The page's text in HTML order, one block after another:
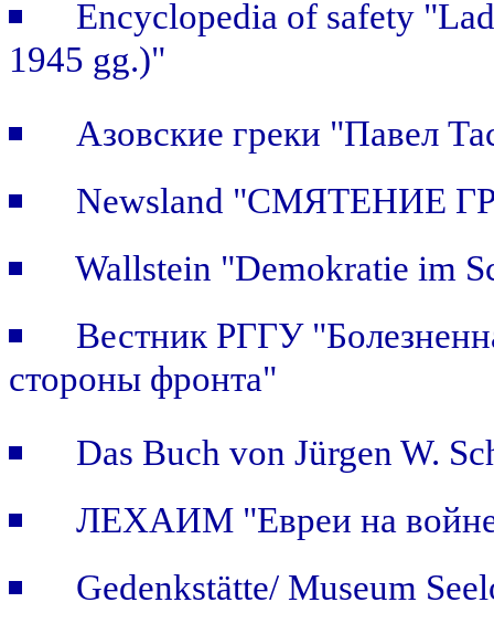
Encyclopedia of safety
1945 gg.)"
Азовские греки "Павел
Newsland "СМЯТЕНИЕ
Wallstein "Demokratie im
Вестник РГГУ
стороны фронта"
Das Buch von Jürgen W.
ЛЕХАИМ "Евреи на войне:
Gedenkstätte/ Museum